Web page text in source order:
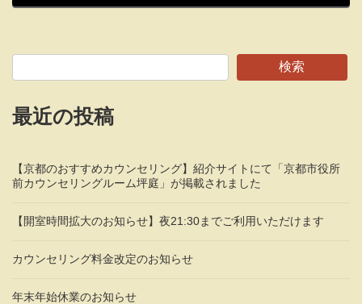
検索
最近の投稿
【京都のおすすめカウンセリング】紹介サイトにて「京都市役所
前カウンセリングルーム坪庭」が掲載されました
【開室時間拡大のお知らせ】夜21:30までご利用いただけます
カウンセリング料金改定のお知らせ
年末年始休業のお知らせ